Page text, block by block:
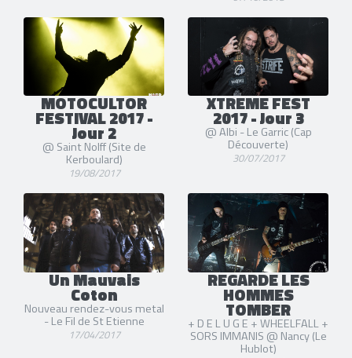
MOTOCULTOR
FESTIVAL 2017 -
Jour 2
@ Saint Nolff (Site de
Kerboulard)
19/08/2017
XTREME FEST
2017 - Jour 3
@ Albi - Le Garric (Cap
Découverte)
30/07/2017
Un Mauvais
Coton
Nouveau rendez-vous metal
- Le Fil de St Etienne
17/04/2017
REGARDE LES
HOMMES
TOMBER
+ D E L U G E + WHEELFALL +
SORS IMMANIS @ Nancy (Le
Hublot)